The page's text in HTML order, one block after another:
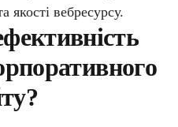
якості вебресурсу.